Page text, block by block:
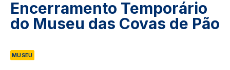
Encerramento Temporário
do Museu das Covas de Pão
MUSEU